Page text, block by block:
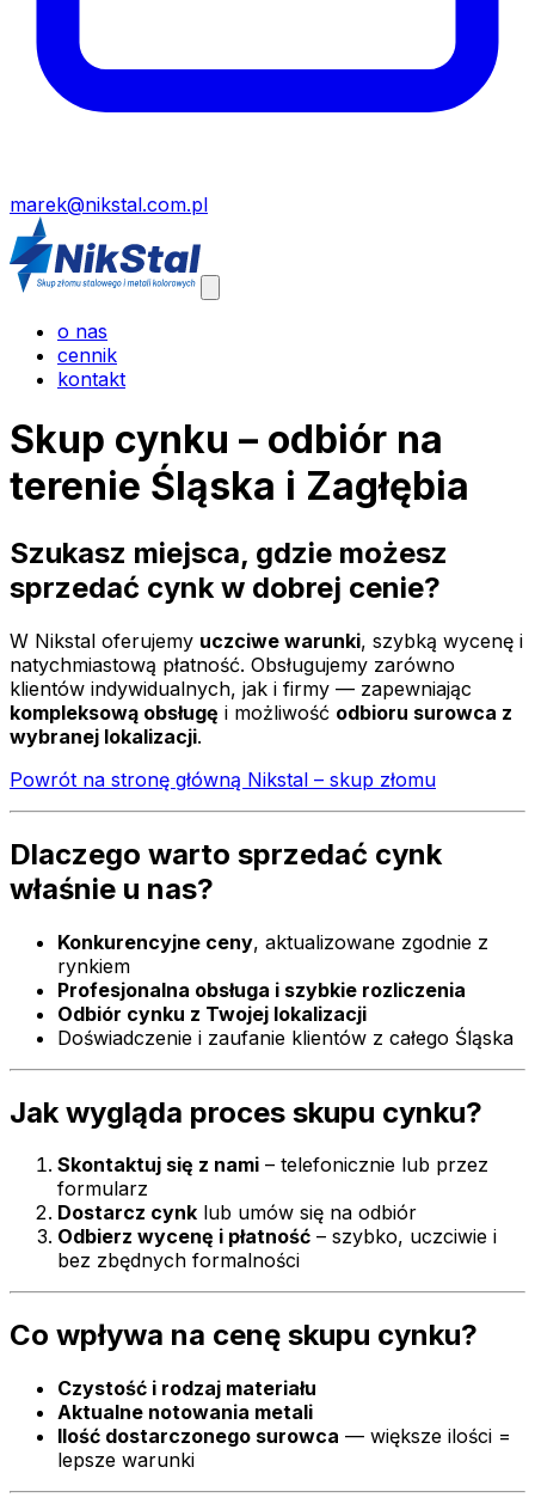
marek@nikstal.com.pl
o nas
cennik
kontakt
Skup cynku – odbiór na
terenie Śląska i Zagłębia
Szukasz miejsca, gdzie możesz
sprzedać cynk w dobrej cenie?
W Nikstal oferujemy uczciwe warunki, szybką wycenę i
natychmiastową płatność. Obsługujemy zarówno
klientów indywidualnych, jak i firmy — zapewniając
kompleksową obsługę i możliwość odbioru surowca z
wybranej lokalizacji.
Powrót na stronę główną Nikstal – skup złomu
Dlaczego warto sprzedać cynk
właśnie u nas?
Konkurencyjne ceny, aktualizowane zgodnie z
rynkiem
Profesjonalna obsługa i szybkie rozliczenia
Odbiór cynku z Twojej lokalizacji
Doświadczenie i zaufanie klientów z całego Śląska
Jak wygląda proces skupu cynku?
Skontaktuj się z nami – telefonicznie lub przez
formularz
Dostarcz cynk lub umów się na odbiór
Odbierz wycenę i płatność – szybko, uczciwie i
bez zbędnych formalności
Co wpływa na cenę skupu cynku?
Czystość i rodzaj materiału
Aktualne notowania metali
Ilość dostarczonego surowca — większe ilości =
lepsze warunki